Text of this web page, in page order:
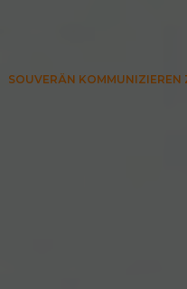
SOUVERÄN KOMMUNIZIEREN